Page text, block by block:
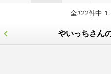
全322件中
やいっちさん